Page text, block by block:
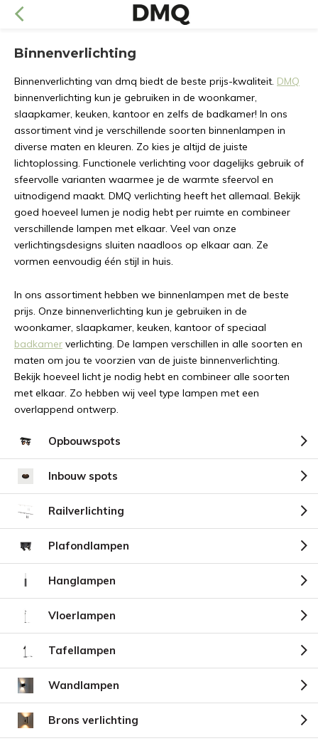
Binnenverlichting
Binnenverlichting van dmq biedt de beste prijs-kwaliteit. DMQ
binnenverlichting kun je gebruiken in de woonkamer,
slaapkamer, keuken, kantoor en zelfs de badkamer! In ons
assortiment vind je verschillende soorten binnenlampen in
diverse maten en kleuren. Zo kies je altijd de juiste
lichtoplossing. Functionele verlichting voor dagelijks gebruik of
sfeervolle varianten waarmee je de warmte sfeervol en
uitnodigend maakt. DMQ verlichting heeft het allemaal. Bekijk
goed hoeveel lumen je nodig hebt per ruimte en combineer
verschillende lampen met elkaar. Veel van onze
verlichtingsdesigns sluiten naadloos op elkaar aan. Ze
vormen eenvoudig één stijl in huis.
In ons assortiment hebben we binnenlampen met de beste
prijs. Onze binnenverlichting kun je gebruiken in de
woonkamer, slaapkamer, keuken, kantoor of speciaal
badkamer verlichting. De lampen verschillen in alle soorten en
maten om jou te voorzien van de juiste binnenverlichting.
Bekijk hoeveel licht je nodig hebt en combineer alle soorten
met elkaar. Zo hebben wij veel type lampen met een
overlappend ontwerp.
Opbouwspots
Inbouw spots
Railverlichting
Plafondlampen
Hanglampen
Vloerlampen
Tafellampen
Wandlampen
Brons verlichting